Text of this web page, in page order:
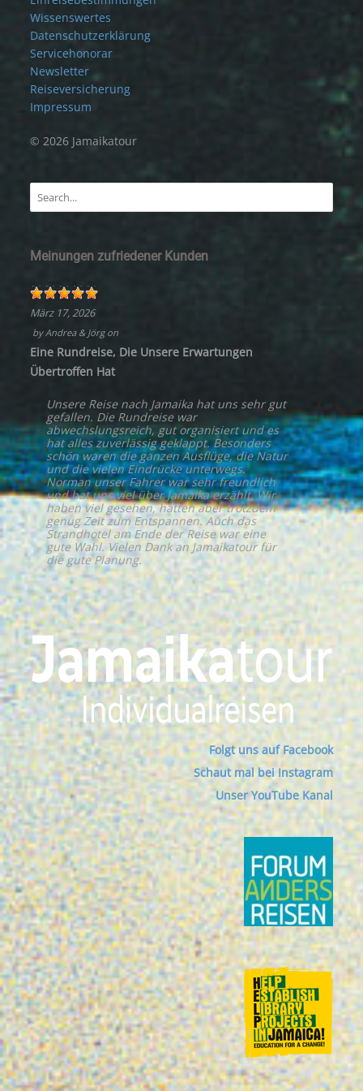
Wissenswertes
Datenschutzerklärung
Servicehonorar
Newsletter
Reiseversicherung
Impressum
© 2026 Jamaikatour
Meinungen zufriedener Kunden
März 17, 2026
byAndrea & Jörgon
Eine Rundreise, Die Unsere Erwartungen
Übertroffen Hat
Unsere Reise nach Jamaika hat uns sehr gut
gefallen. Die Rundreise war
abwechslungsreich, gut organisiert und es
hat alles zuverlässig geklappt. Besonders
schön waren die ganzen Ausflüge, die Natur
und die vielen Eindrücke unterwegs.
Norman unser Fahrer war sehr freundlich
und hat uns viel über Jamaika erzählt. Wir
haben viel gesehen, hatten aber trotzdem
genug Zeit zum Entspannen. Auch das
Strandhotel am Ende der Reise war eine
gute Wahl. Vielen Dank an Jamaikatour für
die gute Planung.
Folgt uns auf Facebook
Schaut mal bei Instagram
Unser YouTube Kanal